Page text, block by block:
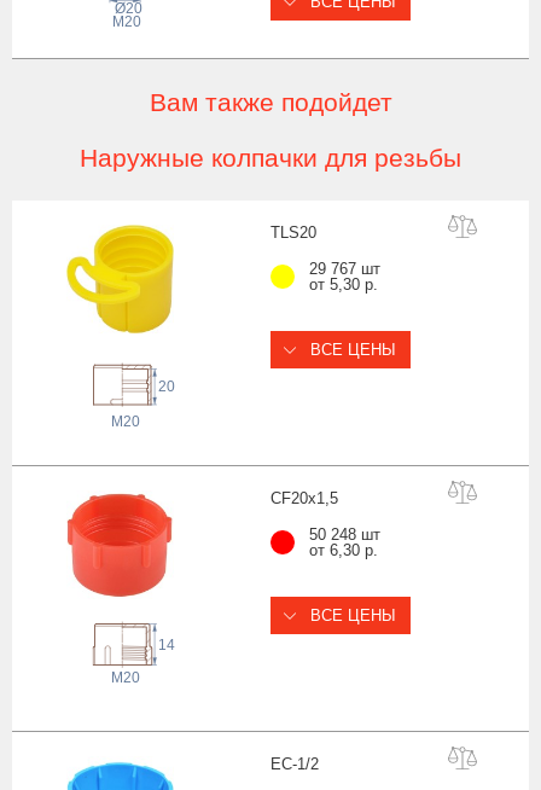
Ø20
M20
Вам также подойдет
Наружные колпачки для резьбы
TLS20
20
M20
29 767 шт
от 5,30 р.
ВСЕ ЦЕНЫ
CF20x1,5
14
M20
50 248 шт
от 6,30 р.
ВСЕ ЦЕНЫ
EC-1/2